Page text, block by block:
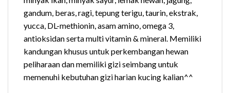
gandum, beras, ragi, tepung terigu, taurin, ekstrak,
yucca, DL-methionin, asam amino, omega 3,
antioksidan serta multi vitamin & mineral. Memiliki
kandungan khusus untuk perkembangan hewan
peliharaan dan memiliki gizi seimbang untuk
memenuhi kebutuhan gizi harian kucing kalian^^